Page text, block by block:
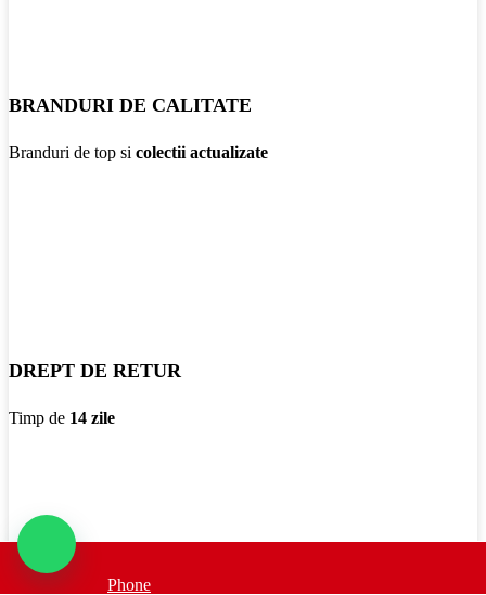
BRANDURI DE CALITATE
Branduri de top si colectii actualizate
DREPT DE RETUR
Timp de 14 zile
Phone